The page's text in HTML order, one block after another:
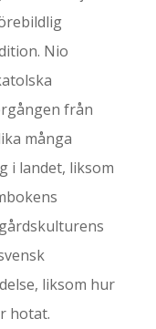
Nio
från
många
i landet, liksom
liksom hur
hotat.